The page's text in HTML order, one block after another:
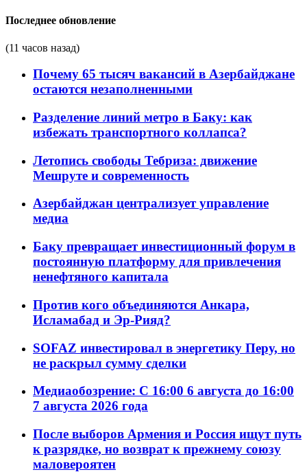
Последнее обновление
(11 часов назад)
Почему 65 тысяч вакансий в Азербайджане
остаются незаполненными
Разделение линий метро в Баку: как
избежать транспортного коллапса?
Летопись свободы Тебриза: движение
Мешруте и современность
Азербайджан централизует управление
медиа
Баку превращает инвестиционный форум в
постоянную платформу для привлечения
ненефтяного капитала
Против кого объединяются Анкара,
Исламабад и Эр-Рияд?
SOFAZ инвестировал в энергетику Перу, но
не раскрыл сумму сделки
Медиаобозрение: С 16:00 6 августа до 16:00
7 августа 2026 года
После выборов Армения и Россия ищут путь
к разрядке, но возврат к прежнему союзу
маловероятен